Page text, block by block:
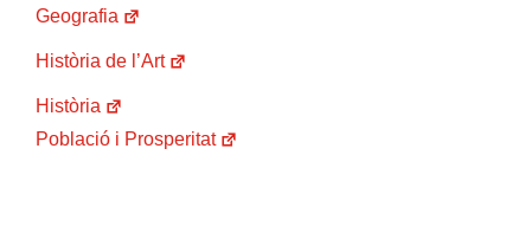
Geografia
Història de l’Art
Història
Població i Prosperitat